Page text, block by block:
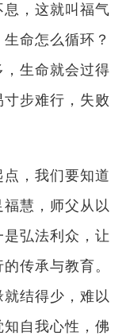
，这就叫福气
命怎么循环？
生命就会过得
步难行，失败
，我们要知道
慧，师父从以
弘法利众，让
传承与教育。
结得少，难以
自我心性，佛